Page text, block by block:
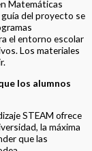
Matemáticas
del proyecto se
el entorno escolar
Los materiales
los alumnos
STEAM ofrece
la máxima
que las